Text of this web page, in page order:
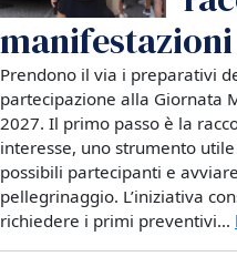
Prendono il via i preparativi
partecipazione alla Giornata
2027. Il primo passo è la
interesse, uno strumento
possibili partecipanti e
pellegrinaggio. L’iniziativa
richiedere i primi preventivi…